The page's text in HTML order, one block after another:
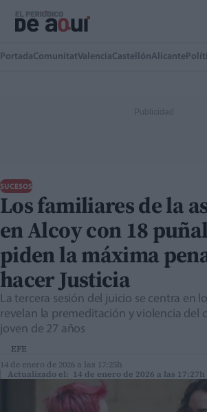
PortadaComunitatValenciaCastellónAlicante
SUCESOS
Los familiares de la
en Alcoy con 18
piden la máxima
hacer Justicia
La tercera sesión del juicio se centra en
revelan la premeditación y violencia del
joven de 27 años
EFE
14 de enero de 2026 a las 17:25h
Actualizado el: 14 de enero de 2026 a las 17:27h